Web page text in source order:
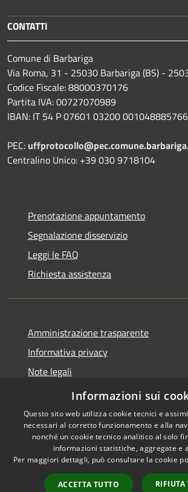
CONTATTI
Comune di Barbariga
Via Roma, 31 - 25030 Barbariga (BS) -
Codice Fiscale: 88000370176
Partita IVA: 00727070989
IBAN: IT 54 P 07601 03200 001048885766
PEC:
Centralino Unico: +39 030 9718104
Prenotazione appuntamento
Segnalazione disservizio
Leggi le FAQ
Richiesta assistenza
Amministrazione trasparente
Informativa privacy
Note legali
Dichiarazione di accessibilità
Accessibilità
Copyright
Informazioni sui
Questo sito web utilizza cookie tecnici e
necessari al corretto funzionamento e alla
nonché un cookie tecnico analitico al solo
informazioni statistiche, aggregate e
Per maggiori dettagli, può consultare la cookie
ACCETTA TUTTO RIFIUTA